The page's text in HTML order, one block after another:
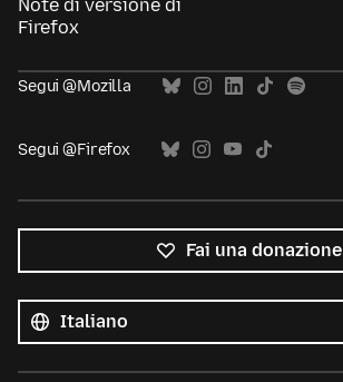
Note di versione di
Firefox
Segui @Mozilla
Segui @Firefox
Fai una donazione
le
lingue
Lingua